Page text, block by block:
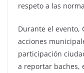
respeto a las
Durante el evento,
acciones
participación
a reportar baches,